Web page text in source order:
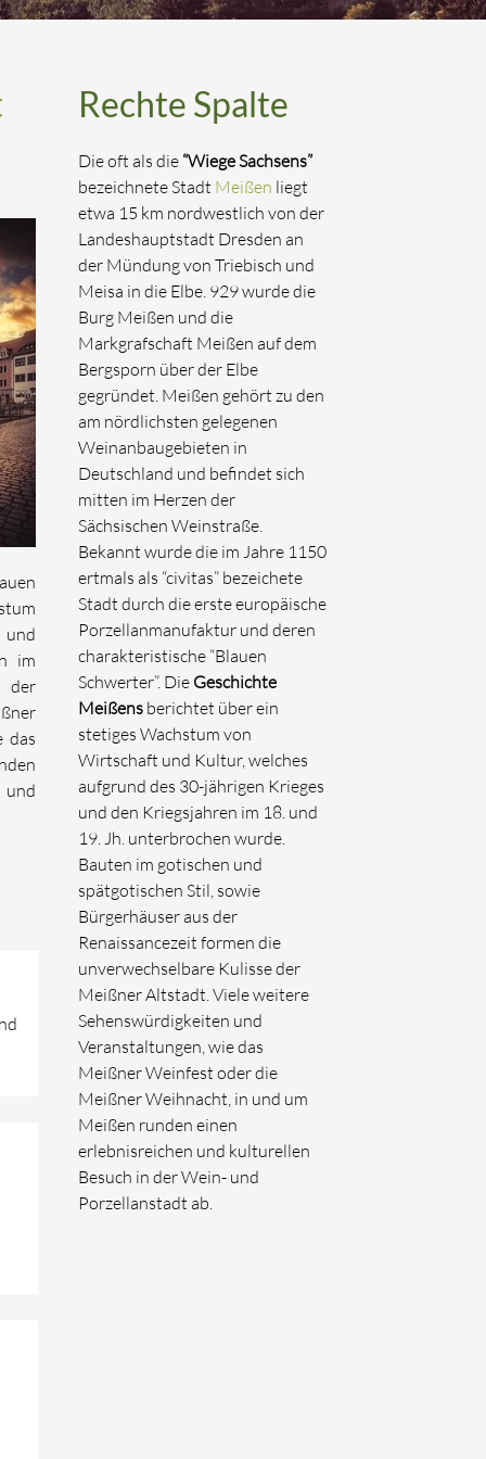
und
im
der
das
Rechte Spalte
Die oft als die “Wiege Sachsens”
bezeichnete Stadt Meißen liegt
etwa 15 km nordwestlich von der
Landeshauptstadt Dresden an
der Mündung von Triebisch und
Meisa in die Elbe. 929 wurde die
Burg Meißen und die
Markgrafschaft Meißen auf dem
Bergsporn über der Elbe
gegründet. Meißen gehört zu den
am nördlichsten gelegenen
Weinanbaugebieten in
Deutschland und befindet sich
mitten im Herzen der
Sächsischen Weinstraße.
Bekannt wurde die im Jahre 1150
ertmals als “civitas” bezeichete
Stadt durch die erste europäische
Porzellanmanufaktur und deren
charakteristische “Blauen
Schwerter”. Die Geschichte
Meißensberichtet über ein
stetiges Wachstum von
Wirtschaft und Kultur, welches
aufgrund des 30-jährigen Krieges
und den Kriegsjahren im 18. und
19. Jh. unterbrochen wurde.
Bauten im gotischen und
spätgotischen Stil, sowie
Bürgerhäuser aus der
Renaissancezeit formen die
unverwechselbare Kulisse der
Meißner Altstadt. Viele weitere
Sehenswürdigkeiten und
Veranstaltungen, wie das
Meißner Weinfest oder die
Meißner Weihnacht, in und um
Meißen runden einen
erlebnisreichen und kulturellen
Besuch in der Wein- und
Porzellanstadt ab.